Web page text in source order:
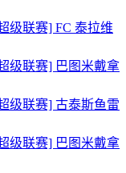
级联赛] FC 泰拉维
级联赛] 巴图米戴拿
级联赛] 古泰斯鱼雷
级联赛] 巴图米戴拿